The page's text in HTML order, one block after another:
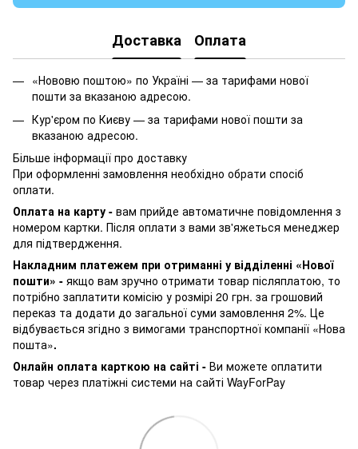
Доставка Оплата
«Нововю поштою» по Україні — за тарифами нової
пошти за вказаною адресою.
Кур'єром по Києву — за тарифами нової пошти за
вказаною адресою.
Більше інформації про доставку
При оформленні замовлення необхідно обрати спосіб
оплати.
Оплата на карту - вам прийде автоматичне повідомлення з
номером картки. Після оплати з вами зв'яжеться менеджер
для підтвердження.
Накладним платежем при отриманні у відділенні «Нової
пошти» - якщо вам зручно отримати товар післяплатою, то
потрібно заплатити комісію у розмірі 20 грн. за грошовий
переказ та додати до загальної суми замовлення 2%. Це
відбувається згідно з вимогами транспортної компанії «Нова
пошта».
Онлайн оплата карткою на сайті - Ви можете оплатити
товар через платіжні системи на сайті WayForPay